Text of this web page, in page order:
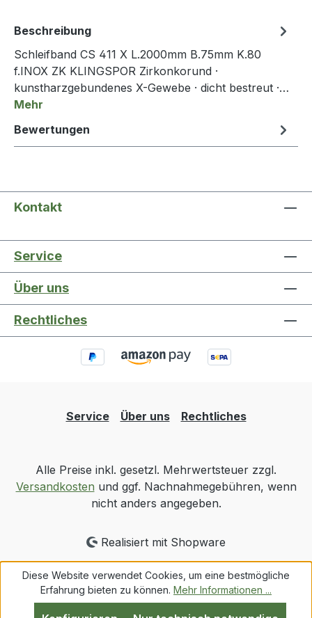
Beschreibung
Schleifband CS 411 X L.2000mm B.75mm K.80
f.INOX ZK KLINGSPOR Zirkonkorund ·
kunstharzgebundenes X-Gewebe · dicht bestreut ·…
Mehr
Bewertungen
Kontakt
Service
Über uns
Rechtliches
Service Über uns Rechtliches
Alle Preise inkl. gesetzl. Mehrwertsteuer zzgl.
Versandkosten und ggf. Nachnahmegebühren, wenn
nicht anders angegeben.
Realisiert mit Shopware
Diese Website verwendet Cookies, um eine bestmögliche
Erfahrung bieten zu können. Mehr Informationen ...